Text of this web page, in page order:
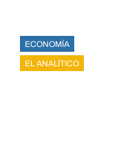
ECONOMÍA
EL ANALÍTICO